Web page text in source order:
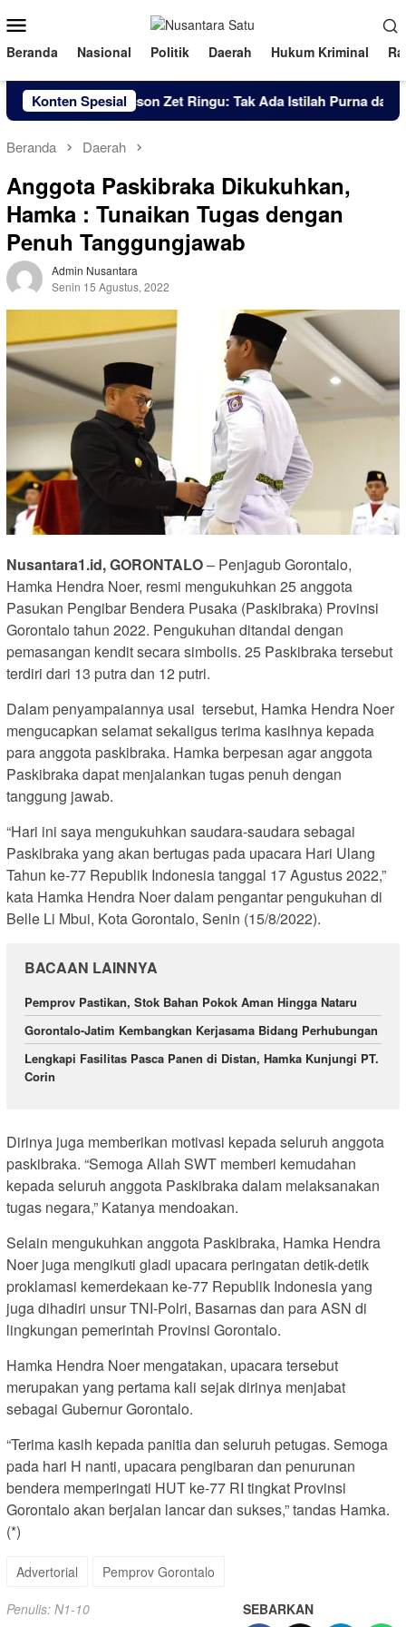
ke
kontenMobile
Beranda Nasional Politik Daerah Hukum Kriminal
Konten Spesial
Brigjen Pol. Simson Zet Ringu: Tak Ada Istilah Purna dalam
Beranda Daerah
Anggota Paskibraka Dikukuhkan,
Hamka : Tunaikan Tugas dengan
Penuh Tanggungjawab
Admin Nusantara
Senin 15 Agustus, 2022
Nusantara1.id, GORONTALO– Penjagub Gorontalo,
Hamka Hendra Noer, resmi mengukuhkan 25 anggota
Pasukan Pengibar Bendera Pusaka (Paskibraka) Provinsi
Gorontalo tahun 2022. Pengukuhan ditandai dengan
pemasangan kendit secara simbolis. 25 Paskibraka tersebut
terdiri dari 13 putra dan 12 putri.
Dalam penyampaiannya usai tersebut, Hamka Hendra Noer
mengucapkan selamat sekaligus terima kasihnya kepada
para anggota paskibraka. Hamka berpesan agar anggota
Paskibraka dapat menjalankan tugas penuh dengan
tanggung jawab.
“Hari ini saya mengukuhkan saudara-saudara sebagai
Paskibraka yang akan bertugas pada upacara Hari Ulang
Tahun ke-77 Republik Indonesia tanggal 17 Agustus 2022,”
kata Hamka Hendra Noer dalam pengantar pengukuhan di
Belle Li Mbui, Kota Gorontalo, Senin (15/8/2022).
BACAAN LAINNYA
Pemprov Pastikan, Stok Bahan Pokok Aman Hingga Nataru
Gorontalo-Jatim Kembangkan Kerjasama Bidang Perhubungan
Lengkapi Fasilitas Pasca Panen di Distan, Hamka Kunjungi PT.
Corin
Dirinya juga memberikan motivasi kepada seluruh anggota
paskibraka. “Semoga Allah SWT memberi kemudahan
kepada seluruh anggota Paskibraka dalam melaksanakan
tugas negara,” Katanya mendoakan.
Selain mengukuhkan anggota Paskibraka, Hamka Hendra
Noer juga mengikuti gladi upacara peringatan detik-detik
proklamasi kemerdekaan ke-77 Republik Indonesia yang
juga dihadiri unsur TNI-Polri, Basarnas dan para ASN di
lingkungan pemerintah Provinsi Gorontalo.
Hamka Hendra Noer mengatakan, upacara tersebut
merupakan yang pertama kali sejak dirinya menjabat
sebagai Gubernur Gorontalo.
“Terima kasih kepada panitia dan seluruh petugas. Semoga
pada hari H nanti, upacara pengibaran dan penurunan
bendera memperingati HUT ke-77 RI tingkat Provinsi
Gorontalo akan berjalan lancar dan sukses,” tandas Hamka.
(*)
Advertorial Pemprov Gorontalo
Penulis: N1-10 SEBARKAN